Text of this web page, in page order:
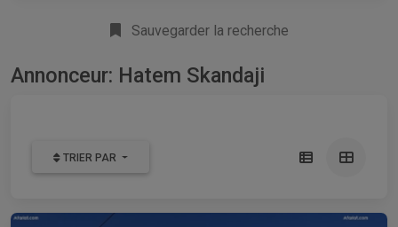
Sauvegarder la recherche
Annonceur: Hatem Skandaji
TRIER PAR